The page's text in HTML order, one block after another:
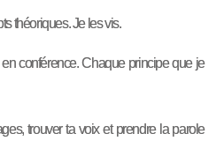
théoriques. Je les vis.
conférence. Chaque principe que je
trouver ta voix et prendre la parole